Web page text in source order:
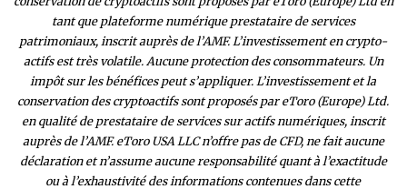
tant que plateforme numérique prestataire de services
patrimoniaux, inscrit auprès de l’AMF. L’investissement en crypto-
actifs est très volatile. Aucune protection des consommateurs. Un
impôt sur les bénéfices peut s’appliquer. L’investissement et la
conservation des cryptoactifs sont proposés par eToro (Europe) Ltd.
en qualité de prestataire de services sur actifs numériques, inscrit
auprès de l’AMF. eToro USA LLC n’offre pas de CFD, ne fait aucune
déclaration et n’assume aucune responsabilité quant à l’exactitude
ou à l’exhaustivité des informations contenues dans cette